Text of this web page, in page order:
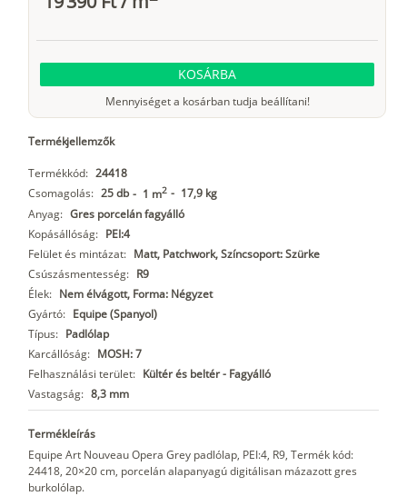
KOSÁRBA
Mennyiséget a kosárban tudja beállítani!
Termékjellemzők
Termékkód: 24418
Csomagolás: 25 db - 1 m2 - 17,9 kg
Anyag: Gres porcelán fagyálló
Kopásállóság: PEI:4
Felület és mintázat: Matt, Patchwork, Színcsoport: Szürke
Csúszásmentesség: R9
Élek: Nem élvágott, Forma: Négyzet
Gyártó: Equipe (Spanyol)
Típus: Padlólap
Karcállóság: MOSH: 7
Felhasználási terület: Kültér és beltér - Fagyálló
Vastagság: 8,3 mm
Termékleírás
Equipe Art Nouveau Opera Grey padlólap, PEI:4, R9, Termék kód:
24418, 20×20 cm, porcelán alapanyagú digitálisan mázazott gres
burkolólap.